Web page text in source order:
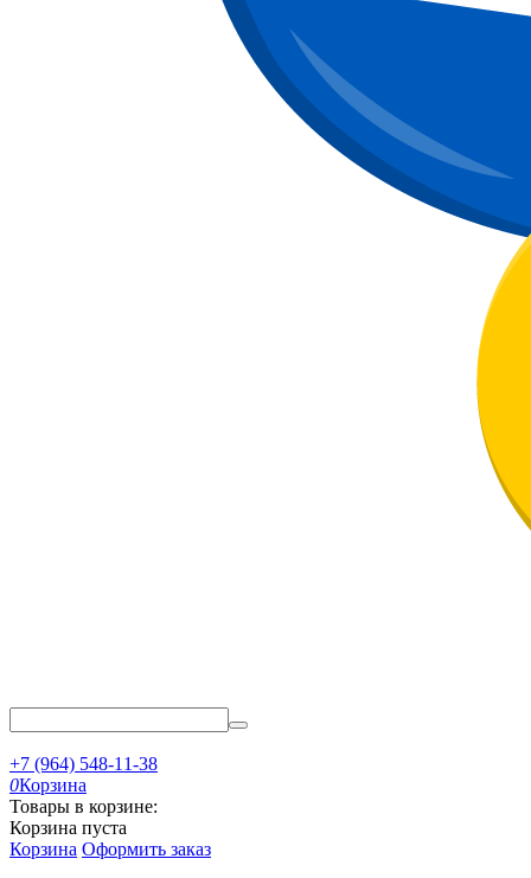
+7 (964) 548-11-38
0Корзина
Товары в корзине:
Корзина пуста
Корзина Оформить заказ